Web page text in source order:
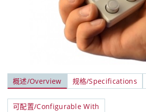
概述/Overview 规格/Specifications
可配置/Configurable With